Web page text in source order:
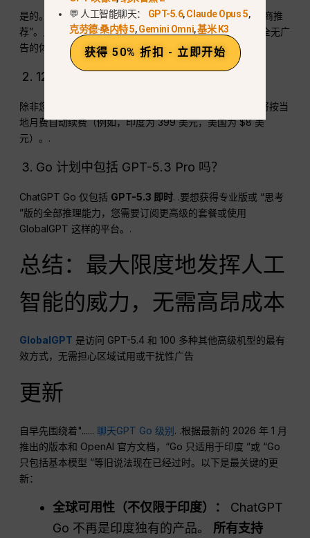
是的。2026 年，OpenAI 向免费和围棋用户推出了 “赞助商推
荐”。只有 Plus（$20）和 Pro（$200）用户才能享受完全无广
告的体验。.
12 个月免费试用期结束后怎么办？
除非您在试用期到期前至少 24 小时取消，否则您的账户将按当
地月费自动续费（例如，印度为 399 美元，美国为 $8 美
元）。.
Go 计划中包括 GPT-5.3 Pro 吗？
ChatGPT Go 仅包括 GPT-5.3 即时. .要想获得专业版或 “思考
”版的全部推理能力，您需要订阅更高级的套餐或使用
GlobalGPT 这样的平台。.
总结：最大限度地发挥人工
智能的威力，无需高昂成本
GlobalGPT 是访问 GPT-5.4 和 100 多种其他高级机型的最有
效方式，无需担心区域试用或干扰性广告
更新
自早先围绕着"......聊天GPT Go 级别. .根据最新的 2026 年 1 月
推出的版本和 OpenAI 官方文档，“Go 只适用于印度 ”或 “Go
只包括基本模型 ”等旧说法现在已经过时。以下是最关键的更
新：
全球可用性（不仅限于印度）：
ChatGPT
Go 不再是印度独有的产品。 所有支持
💬 人工智能聊天： GPT-5.6,Claude Opus 5,
克劳德·桑内特 5,Gemini Omni,基米 K3
获得 50% 折扣 - 立即开始